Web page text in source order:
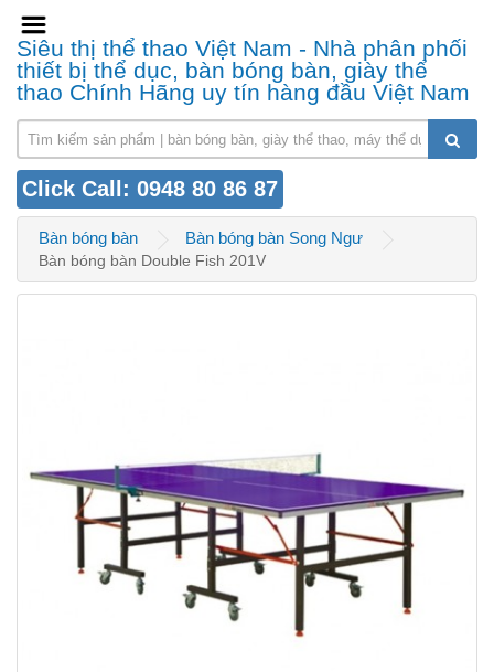
Siêu thị thể thao Việt Nam - Nhà phân phối
thiết bị thể dục, bàn bóng bàn, giày thể
thao Chính Hãng uy tín hàng đầu Việt Nam
Click Call: 0948 80 86 87
Bàn bóng bàn Bàn bóng bàn Song Ngư
Bàn bóng bàn Double Fish 201V